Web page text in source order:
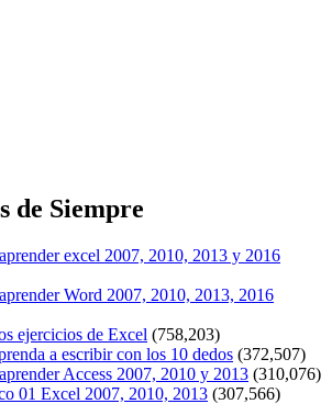
de Siempre
excel 2007, 2010, 2013 y 2016
Word 2007, 2010, 2013, 2016
ejercicios de Excel (758,203)
a escribir con los 10 dedos (372,507)
Access 2007, 2010 y 2013 (310,076)
01 Excel 2007, 2010, 2013 (307,566)